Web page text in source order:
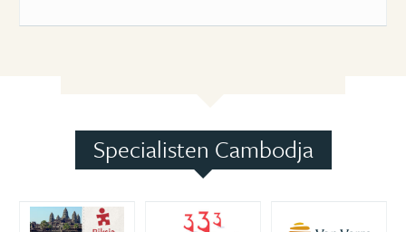
Specialisten Cambodja